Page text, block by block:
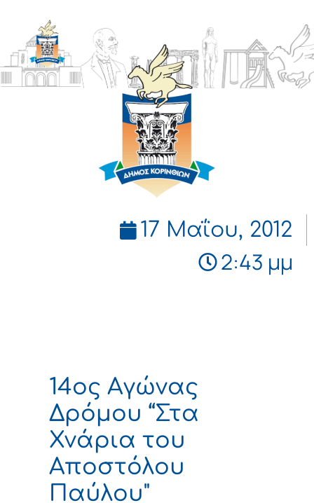
ΔΗΜΟΣ
ΚΟΡΙΝΘΙΩΝ
17 Μαΐου, 2012
2:43 μμ
14ος Αγώνας
Δρόμου “Στα
Χνάρια του
Αποστόλου
Παύλου"